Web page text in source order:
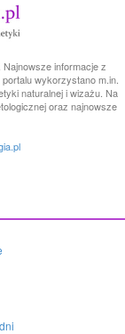
informacje z
wykorzystano m.in.
naturalnej i wizażu. Na
oraz najnowsze